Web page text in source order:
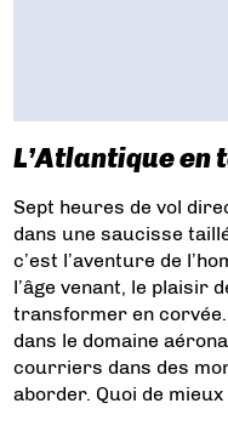
L’Atlantique en
Sept heures de vol
dans une saucisse
c’est l’aventure de
l’âge venant, le plaisir
transformer en corvée.
dans le domaine
courriers dans des
aborder. Quoi de